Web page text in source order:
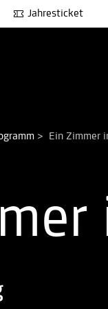
Jahresticket
> Ein Zimmer